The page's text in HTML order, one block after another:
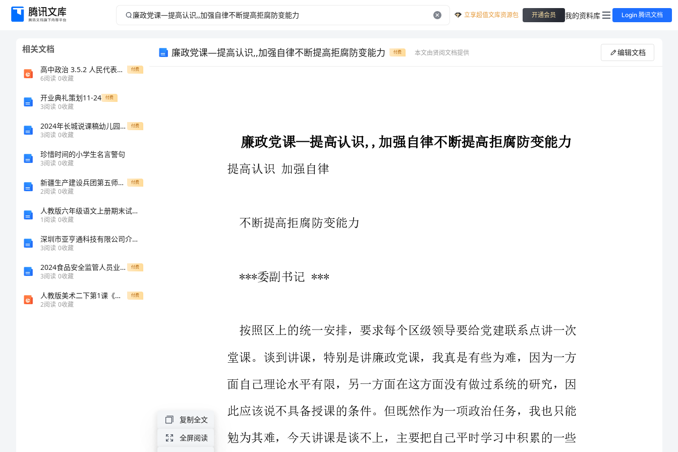
廉
识,,
立享超值文库资源包 开通会员 我的资料库 Login 腾讯文档
相关文档
高中政治 3.5.2 人民代表大会制度 我国的根本政治制度课件 新人教版必修2(1) 付费
6阅读 0收藏
开业典礼策划11-24 付费
3阅读 0收藏
2024年长城说课稿幼儿园(通用篇) 付费
3阅读 0收藏
珍惜时间的小学生名言警句
3阅读 0收藏
新疆生产建设兵团第五师八十六团一中七年级英语上册 Unit 6 Do you like bananas？Section B教案2（新版）人教新目标版 付费
2阅读 0收藏
人教版六年级语文上册期末试卷及答案【完整】
1阅读 0收藏
深圳市亚亨通科技有限公司介绍企业发展分析报告
3阅读 0收藏
2024食品安全监管人员业务水平检测试题 付费
3阅读 0收藏
人教版美术二下第1课《纸片插接》课件2 付费
2阅读 0收藏
廉政党课—提高认识,,加强自律不断提高拒腐防变能力 付费 本文由贤阅文档提供 编辑文档
第一、谈一下对党风廉政建设和___斗争重要性的认识
___同志在十五大报告中指出：“___是关系___生死存亡的严
不断提高拒腐防变能力
***委副书记***
资料和体会，和大家做一个交流。
复制全文
全屏阅读